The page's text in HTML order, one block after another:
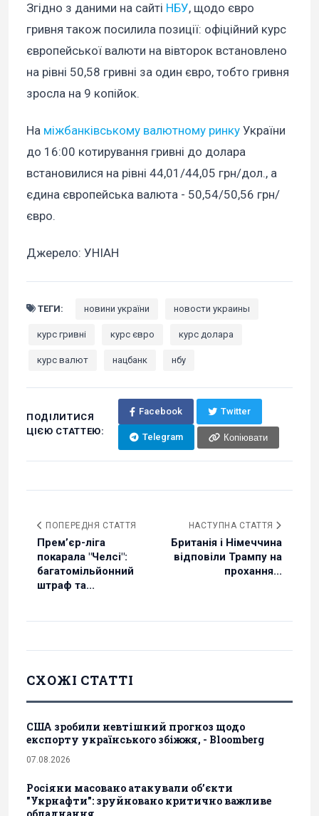
Згідно з даними на сайті НБУ, щодо євро
гривня також посилила позиції: офіційний курс
європейської валюти на вівторок встановлено
на рівні 50,58 гривні за один євро, тобто гривня
зросла на 9 копійок.
На міжбанківському валютному ринку України
до 16:00 котирування гривні до долара
встановилися на рівні 44,01/44,05 грн/дол., а
єдина європейська валюта - 50,54/50,56 грн/
євро.
Джерело: УНІАН
ТЕГИ: новини україни новости украины
курс гривні курс євро курс долара
курс валют нацбанк нбу
ПОДІЛИТИСЯ
ЦІЄЮ СТАТТЕЮ:
Facebook Twitter
Telegram Копіювати
ПОПЕРЕДНЯ СТАТТЯ
Прем’єр-ліга
покарала "Челсі":
багатомільйонний
штраф та...
НАСТУПНА СТАТТЯ
Британія і Німеччина
відповіли Трампу на
прохання...
СХОЖІ СТАТТІ
США зробили невтішний прогноз щодо
експорту українського збіжжя, - Bloomberg
07.08.2026
Росіяни масовано атакували обʼєкти
"Укрнафти": зруйновано критично важливе